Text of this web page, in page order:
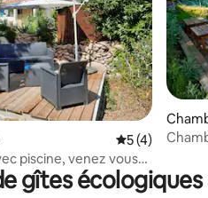
Évaluation
5 (4)
piscine, venez vous
gîtes